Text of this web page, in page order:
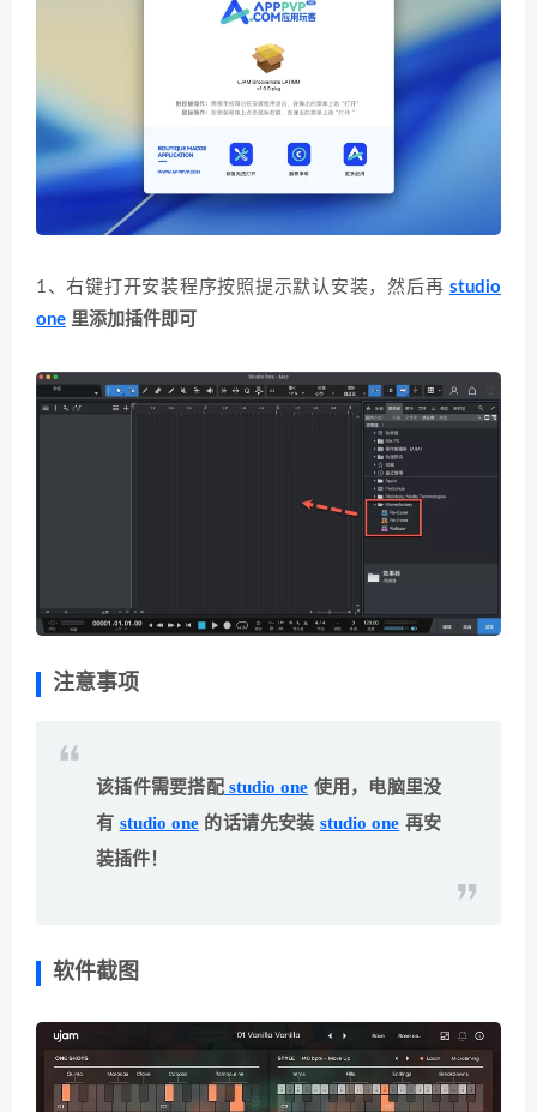
1、右键打开安装程序按照提示默认安装，然后再 studio
one 里添加插件即可
注意事项
该插件需要搭配studio one 使用，电脑里没
有 studio one 的话请先安装 studio one 再安
装插件！
软件截图